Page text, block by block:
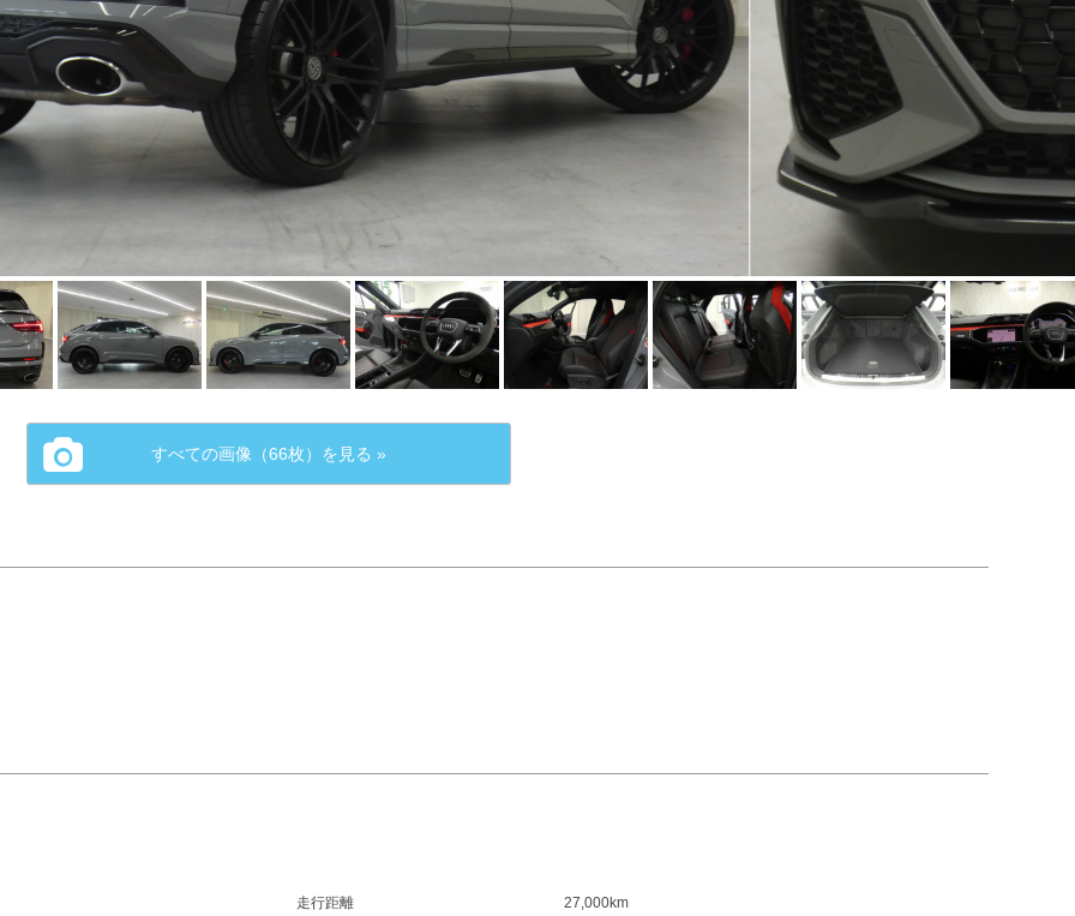
すべての画像（66枚）を見る »
走行距離 27,000km